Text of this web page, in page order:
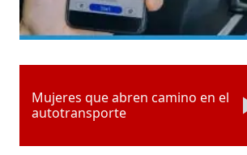
Mujeres que abren camino en el
autotransporte